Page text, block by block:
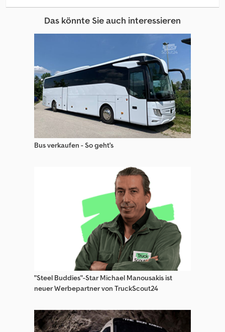
Anhänger Teile & Zubehör
Sonstige Anhänger
Sonstige Anhänger Arbeitsbühne
Sonstige Anhänger Fahrgestell
Sonstige Anhänger Mit Standardaufbau
Sonstige Anhänger Teile & Zubehör
Sonstige Anhänger Wechselfahrgestell
Sonstige Autotransporter Anhänger
Sonstige Baumaschinenanhänger
Sonstige Pferdeanhänger
Sonstige Pkw-Anhänger
Sonstige Spezialanhänger
Das könnte Sie auch interessieren
Bus verkaufen - So geht's
"Steel Buddies"-Star Michael Manousakis ist
neuer Werbepartner von TruckScout24